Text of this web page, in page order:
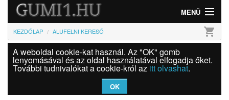
MENÜ
Gumi
Felni
KEZDŐLAP ALUFELNI KERESŐ shopping_cart
A weboldal cookie-kat használ. Az "OK" gomb
lenyomásával és az oldal használatával elfogadja őket.
További tudnivalókat a cookie-król az itt olvashat.
OK